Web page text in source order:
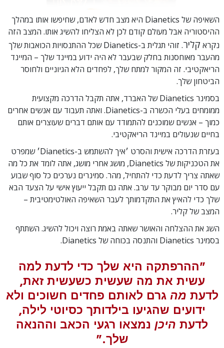
השאיפה של Dianetics היא מצב חדש לאדם, שחיפשו אותו במהלך
ההיסטוריה אבל מעולם קודם לכן לא הצליחו להשיג אותו. המצב הזה
נקרא קליר
. זוהי תגלית ב-Dianetics שכל ההתנסויות הכואבות שלך
מהעבר מאוחסנות בחלק שבעבר לא היה ידוע במיינד שלך – המיינד
הריאקטיבי. זה המקור למתח שלך, לפחדים הלא הגיוניים ולחוסר
הביטחון שלך.
בסמינר Dianetics של האברד, אתה תקבל הדרכה מקצועית
ממומחים בעלי הכשרה ב-Dianetics. ואתה תעבוד עם אנשים אחרים
כמוך – אנשים שמוכנים להתמודד עם אותם דברים שעוצרים אותם
בחיים שנעולים במיינד הריאקטיבי.
בעזרת הדרכה אישית והסרט ׳איך להשתמש ב-Dianetics׳ שמפרט
את הטכניקות של Dianetics, מושג אחרי מושג, אתה לומד את כל מה
שאתה צריך לדעת כדי להתחיל, מהר. סמינרים נערכים כל סוף שבוע
עם סדר יום מבוקר עד ערב. אתה גם תקבל ייעוץ אישי על הצעד הבא
שלך כדי להאיץ את התקדמותך לעבר השאיפה האולטימטיבית –
המצב של קליר.
השג את ההצלחה והאושר שאתה באמת רוצה ויכול להשיג. השתתף
בסמינר Dianetics והתנסה בכוחה של Dianetics.
"ההרפתקה היא שלך כדי לדעת למה
עשית את מה שעשית כשעשית זאת,
לדעת מה גרם לאותם פחדים חשוכים ולא
ידועים שהגיעו בילדותך כסיוטי לילה,
לדעת היכן נמצאו רגעי הכאב וההנאה
שלך."